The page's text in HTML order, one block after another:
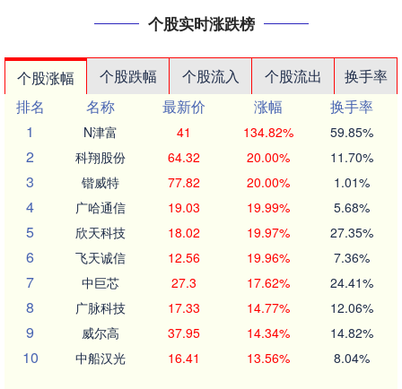
个股实时涨跌榜
个股涨幅 个股跌幅 个股流入 个股流出
换手率
排名
名称 最新价 涨幅
换手率
1
N津富 41 134.82% 59.85%
2 科翔股份 64.32 20.00% 11.70%
3 锴威特 77.82 20.00% 1.01%
4 广哈通信 19.03 19.99% 5.68%
5 欣天科技 18.02 19.97% 27.35%
6 飞天诚信 12.56 19.96% 7.36%
7 中巨芯 27.3 17.62% 24.41%
8 广脉科技 17.33 14.77% 12.06%
9 威尔高 37.95 14.34% 14.82%
10 中船汉光 16.41 13.56% 8.04%